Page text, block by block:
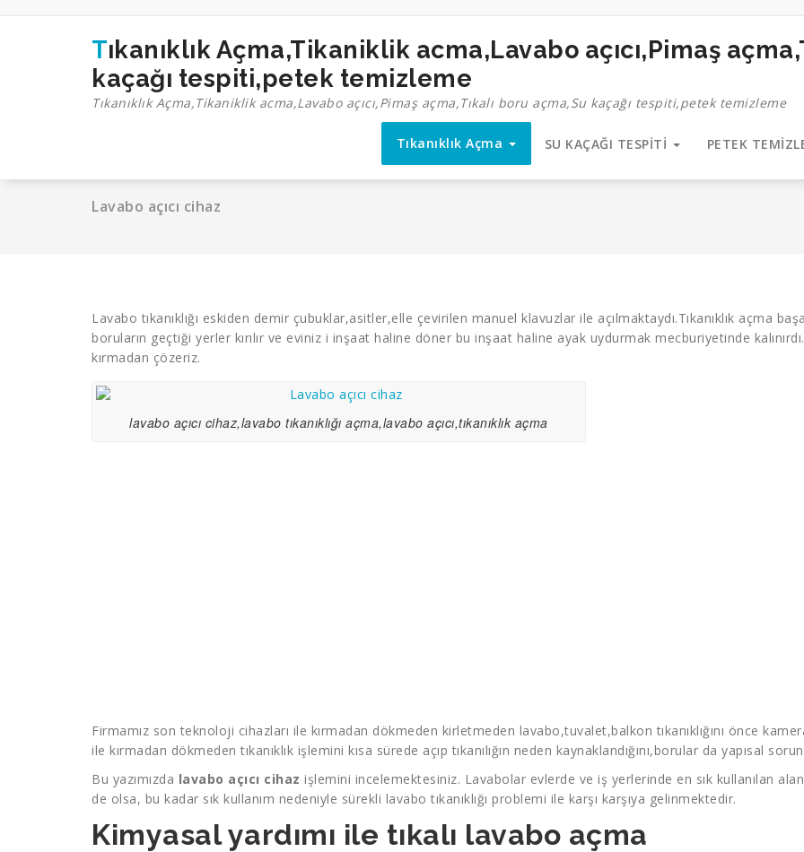
Tıkanıklık Açma,Tikaniklik acma,Lavabo açıcı,Pimaş açma,Tıkalı boru açma,Su
kaçağı tespiti,petek temizleme
Tıkanıklık Açma,Tikaniklik acma,Lavabo açıcı,Pimaş açma,Tıkalı boru açma,Su kaçağı tespiti,petek temizleme
Tıkanıklık Açma SU KAÇAĞI TESPİTİ PETEK
Lavabo açıcı cihaz
Lavabo tıkanıklığı eskiden demir çubuklar,asitler,elle çevirilen manuel klavuzlar ile açılmaktaydı.Tıkanıklık açma
boruların geçtiği yerler kırılır ve eviniz i inşaat haline döner bu inşaat haline ayak uydurmak mecburiyetinde kalınırdı.
kırmadan çözeriz.
lavabo açıcı cihaz,lavabo tıkanıklığı açma,lavabo açıcı,tıkanıklık açma
Firmamız son teknoloji cihazları ile kırmadan dökmeden kirletmeden lavabo,tuvalet,balkon tıkanıklığını önce
ile kırmadan dökmeden tıkanıklık işlemini kısa sürede açıp tıkanılığın neden kaynaklandığını,borular da yapısal
Bu yazımızda lavabo açıcı cihaz işlemini incelemektesiniz. Lavabolar evlerde ve iş yerlerinde en sık kullanılan
de olsa, bu kadar sık kullanım nedeniyle sürekli lavabo tıkanıklığı problemi ile karşı karşıya gelinmektedir.
Kimyasal yardımı ile tıkalı lavabo açma